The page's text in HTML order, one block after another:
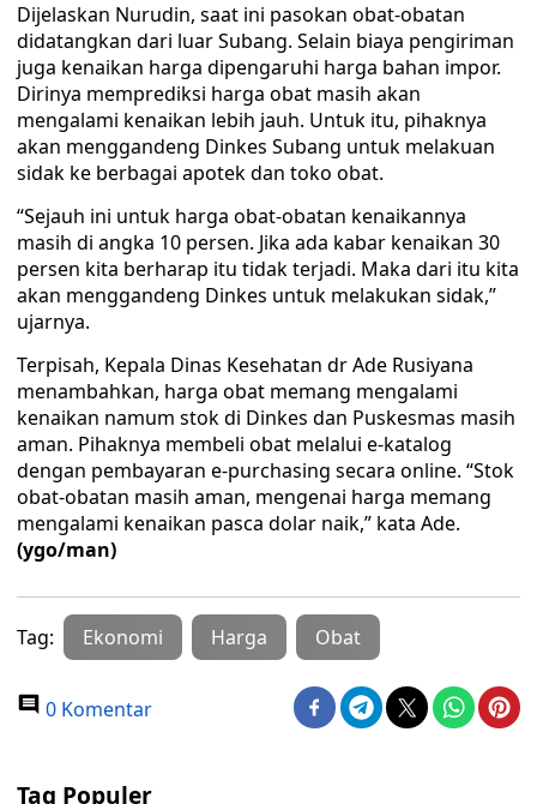
Dijelaskan Nurudin, saat ini pasokan obat-obatan
didatangkan dari luar Subang. Selain biaya pengiriman
juga kenaikan harga dipengaruhi harga bahan impor.
Dirinya memprediksi harga obat masih akan
mengalami kenaikan lebih jauh. Untuk itu, pihaknya
akan menggandeng Dinkes Subang untuk melakuan
sidak ke berbagai apotek dan toko obat.
“Sejauh ini untuk harga obat-obatan kenaikannya
masih di angka 10 persen. Jika ada kabar kenaikan 30
persen kita berharap itu tidak terjadi. Maka dari itu kita
akan menggandeng Dinkes untuk melakukan sidak,”
ujarnya.
Terpisah, Kepala Dinas Kesehatan dr Ade Rusiyana
menambahkan, harga obat memang mengalami
kenaikan namum stok di Dinkes dan Puskesmas masih
aman. Pihaknya membeli obat melalui e-katalog
dengan pembayaran e-purchasing secara online. “Stok
obat-obatan masih aman, mengenai harga memang
mengalami kenaikan pasca dolar naik,” kata Ade.
(ygo/man)
Tag: Ekonomi Harga Obat
0 Komentar
Tag Populer